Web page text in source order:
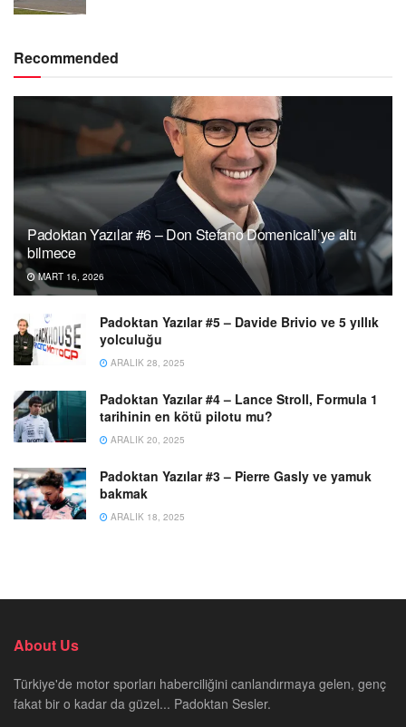
Recommended
Padoktan Yazılar #6 – Don Stefano Domenicali’ye altı
bilmece
MART 16, 2026
Padoktan Yazılar #5 – Davide Brivio ve 5 yıllık
yolculuğu
ARALIK 28, 2025
Padoktan Yazılar #4 – Lance Stroll, Formula 1
tarihinin en kötü pilotu mu?
ARALIK 20, 2025
Padoktan Yazılar #3 – Pierre Gasly ve yamuk
bakmak
ARALIK 18, 2025
About Us
Türkiye'de motor sporları haberciliğini canlandırmaya gelen, genç
fakat bir o kadar da güzel... Padoktan Sesler.